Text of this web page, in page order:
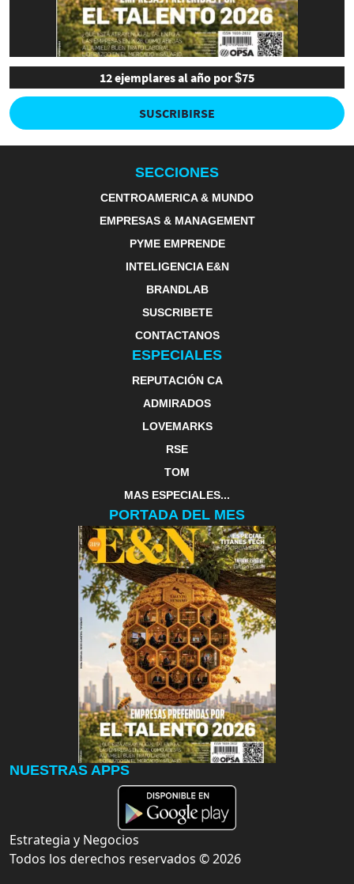
12 ejemplares al año por $75
SUSCRIBIRSE
SECCIONES
CENTROAMERICA & MUNDO
EMPRESAS & MANAGEMENT
PYME EMPRENDE
INTELIGENCIA E&N
BRANDLAB
SUSCRIBETE
CONTACTANOS
ESPECIALES
REPUTACIÓN CA
ADMIRADOS
LOVEMARKS
RSE
TOM
MAS ESPECIALES...
PORTADA DEL MES
NUESTRAS APPS
Estrategia y Negocios
Todos los derechos reservados ©2026